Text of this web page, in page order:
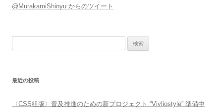
@MurakamiShinyu からのツイート
最近の投稿
〈CSS組版〉普及推進のための新プロジェクト “Vivliostyle” 準備中